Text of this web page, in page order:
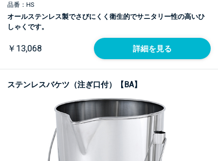
品番：HS
オールステンレス製でさびにくく衛生的でサニタリー性の高いひ
しゃくです。
￥13,068 詳細を見る
ステンレスバケツ（注ぎ口付）【BA】